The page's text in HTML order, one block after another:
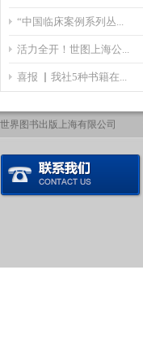
“中国临床案例系列丛...
活力全开！世图上海公...
喜报 ▏我社5种书籍在...
世界图书出版上海有限公司